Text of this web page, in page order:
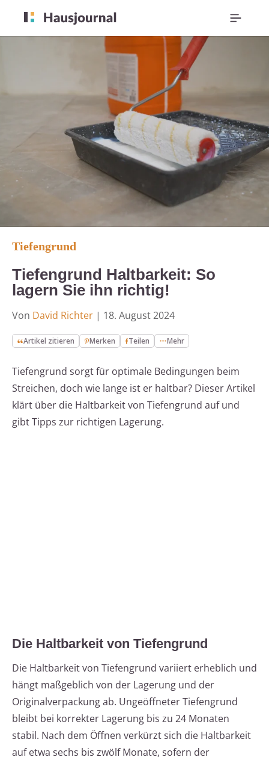
Tiefengrund
Tiefengrund Haltbarkeit: So
lagern Sie ihn richtig!
Von David Richter | 18. August 2024
Artikel zitieren Merken Teilen Mehr
Tiefengrund sorgt für optimale Bedingungen beim
Streichen, doch wie lange ist er haltbar? Dieser Artikel
klärt über die Haltbarkeit von Tiefengrund auf und
gibt Tipps zur richtigen Lagerung.
Die Haltbarkeit von Tiefengrund
Die Haltbarkeit von Tiefengrund variiert erheblich und
hängt maßgeblich von der Lagerung und der
Originalverpackung ab. Ungeöffneter Tiefengrund
bleibt bei korrekter Lagerung bis zu 24 Monaten
stabil. Nach dem Öffnen verkürzt sich die Haltbarkeit
auf etwa sechs bis zwölf Monate, sofern der